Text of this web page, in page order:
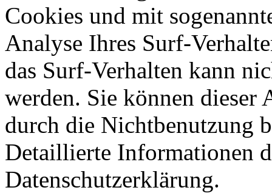
Cookies und mit
Analyse Ihres Surf-
das Surf-Verhalten kann
werden. Sie können dieser
durch die Nichtbenutzung
Detaillierte Informationen
Datenschutzerklärung.